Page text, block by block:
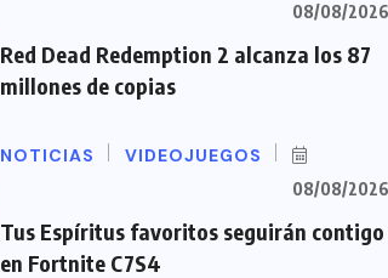
08/08/2026
Red Dead Redemption 2 alcanza los 87
millones de copias
NOTICIAS VIDEOJUEGOS
08/08/2026
Tus Espíritus favoritos seguirán contigo
en Fortnite C7S4